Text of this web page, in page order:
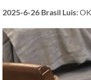
2025-6-26 Brasil Luis: